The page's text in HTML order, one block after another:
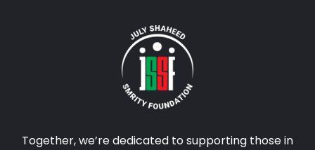
Together, we’re dedicated to supporting those in